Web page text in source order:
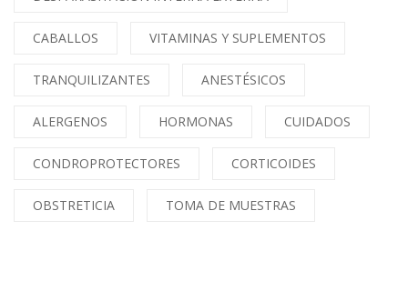
CABALLOS VITAMINAS Y SUPLEMENTOS
TRANQUILIZANTES ANESTÉSICOS
ALERGENOS HORMONAS CUIDADOS
CONDROPROTECTORES CORTICOIDES
OBSTRETICIA TOMA DE MUESTRAS